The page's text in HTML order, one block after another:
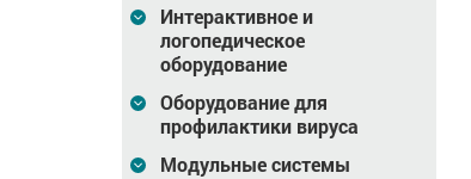
Интерактивное и
логопедическое
оборудование
Оборудование для
профилактики вируса
Модульные системы